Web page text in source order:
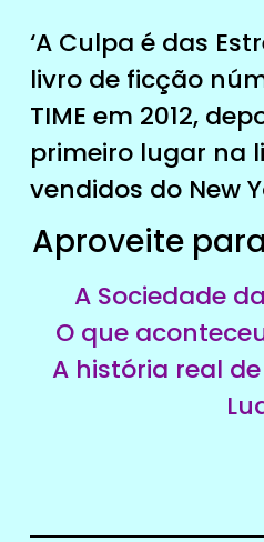
‘A Culpa é das
livro de ficção
TIME em 2012,
primeiro lugar na
vendidos do New
Aproveite
A Sociedade
O que
A história real